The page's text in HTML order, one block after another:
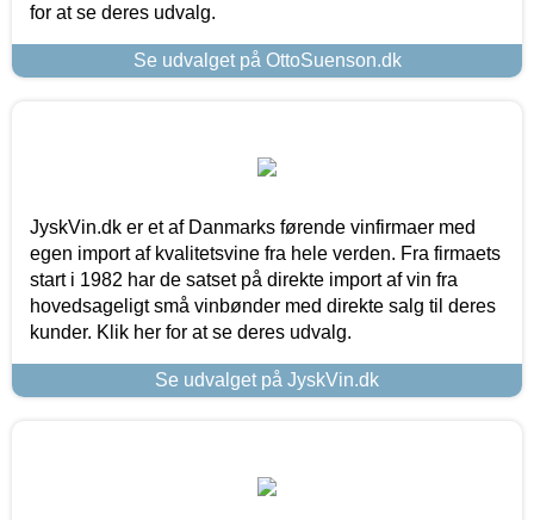
for at se deres udvalg.
Se udvalget på OttoSuenson.dk
JyskVin.dk er et af Danmarks førende vinfirmaer med
egen import af kvalitetsvine fra hele verden. Fra firmaets
start i 1982 har de satset på direkte import af vin fra
hovedsageligt små vinbønder med direkte salg til deres
kunder. Klik her for at se deres udvalg.
Se udvalget på JyskVin.dk